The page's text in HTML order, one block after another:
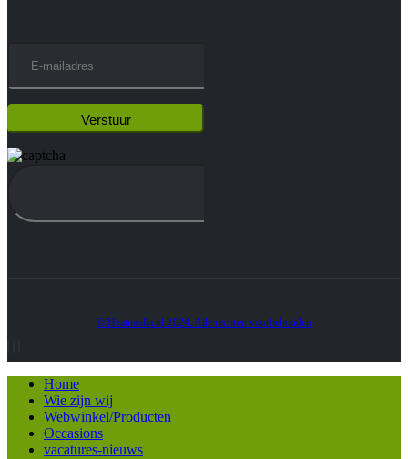
© Heatmedia.nl 2024. Alle rechten voorbehouden
Home
Wie zijn wij
Webwinkel/Producten
Occasions
vacatures-nieuws